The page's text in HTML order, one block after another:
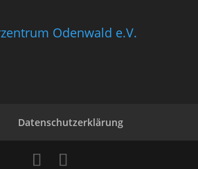
Odenwald e.V.
Datenschutzerklärung